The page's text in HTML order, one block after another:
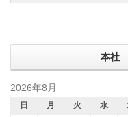
本社
2026年8月
日 月 火 水